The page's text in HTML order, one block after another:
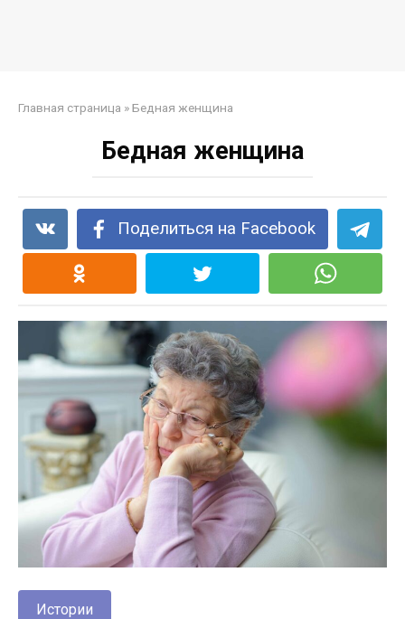
Главная страница »Бедная женщина
Бедная женщина
Поделиться на Facebook
Истории